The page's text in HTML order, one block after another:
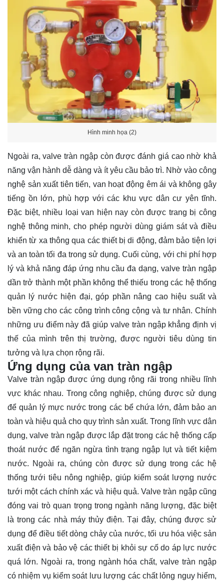
Hình minh họa (2)
Ngoài ra, valve tràn ngập còn được đánh giá cao nhờ khả
năng vận hành dễ dàng và ít yêu cầu bảo trì. Nhờ vào công
nghệ sản xuất tiên tiến, van hoạt động êm ái và không gây
tiếng ồn lớn, phù hợp với các khu vực dân cư yên tĩnh.
Đặc biệt, nhiều loại van hiện nay còn được trang bị công
nghệ thông minh, cho phép người dùng giám sát và điều
khiển từ xa thông qua các thiết bị di động, đảm bảo tiện lợi
và an toàn tối đa trong sử dụng. Cuối cùng, với chi phí hợp
lý và khả năng đáp ứng nhu cầu đa dạng, valve tràn ngập
dần trở thành một phần không thể thiếu trong các hệ thống
quản lý nước hiện đại, góp phần nâng cao hiệu suất và
bền vững cho các công trình công cộng và tư nhân. Chính
những ưu điểm này đã giúp valve tràn ngập khẳng định vị
thế của mình trên thị trường, được người tiêu dùng tin
tưởng và lựa chọn rộng rãi.
Ứng dụng của van tràn ngập
Valve tràn ngập được ứng dụng rộng rãi trong nhiều lĩnh
vực khác nhau. Trong công nghiệp, chúng được sử dụng
để quản lý mực nước trong các bể chứa lớn, đảm bảo an
toàn và hiệu quả cho quy trình sản xuất. Trong lĩnh vực dân
dụng, valve tràn ngập được lắp đặt trong các hệ thống cấp
thoát nước để ngăn ngừa tình trạng ngập lụt và tiết kiệm
nước. Ngoài ra, chúng còn được sử dụng trong các hệ
thống tưới tiêu nông nghiệp, giúp kiểm soát lượng nước
tưới một cách chính xác và hiệu quả. Valve tràn ngập cũng
đóng vai trò quan trọng trong ngành năng lượng, đặc biệt
là trong các nhà máy thủy điện. Tại đây, chúng được sử
dụng để điều tiết dòng chảy của nước, tối ưu hóa việc sản
xuất điện và bảo vệ các thiết bị khỏi sự cố do áp lực nước
quá lớn. Ngoài ra, trong ngành hóa chất, valve tràn ngập
có nhiệm vụ kiểm soát lưu lượng các chất lỏng nguy hiểm,